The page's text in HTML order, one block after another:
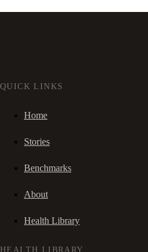
QUICK LINKS
Home
Stories
Benchmarks
About
Health Library
HEALTH LIBRARY